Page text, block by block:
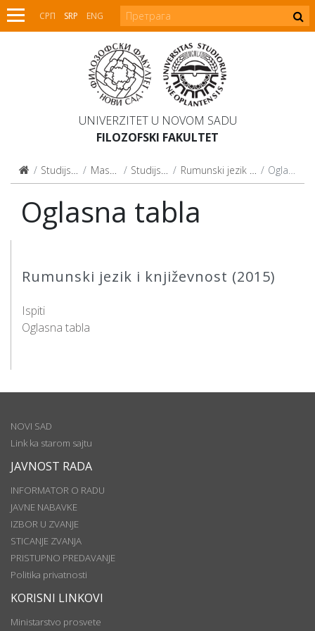
СРП SRP ENG
UNIVERZITET U NOVOM SADU
FILOZOFSKI FAKULTET
Studijski programi Master studije Studijski programi Rumunski jezik i književnost (2015) Oglasna tabla
Rumunski jezik i književnost (2015)
Ispiti
Oglasna tabla
Oglasna tabla
NOVI SAD
Link ka starom sajtu
JAVNOST RADA
INFORMATOR O RADU
JAVNE NABAVKE
IZBOR U ZVANJE
STICANJE ZVANJA
PRISTUPNO PREDAVANJE
Politika privatnosti
KORISNI LINKOVI
Ministarstvo prosvete